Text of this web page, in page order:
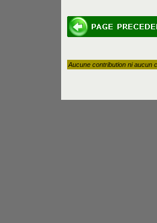
Aucune contribution ni aucun